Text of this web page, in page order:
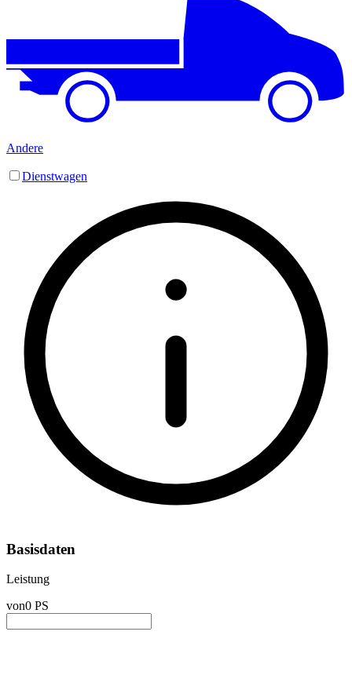
Andere
Dienstwagen
Basisdaten
Leistung
von0 PS